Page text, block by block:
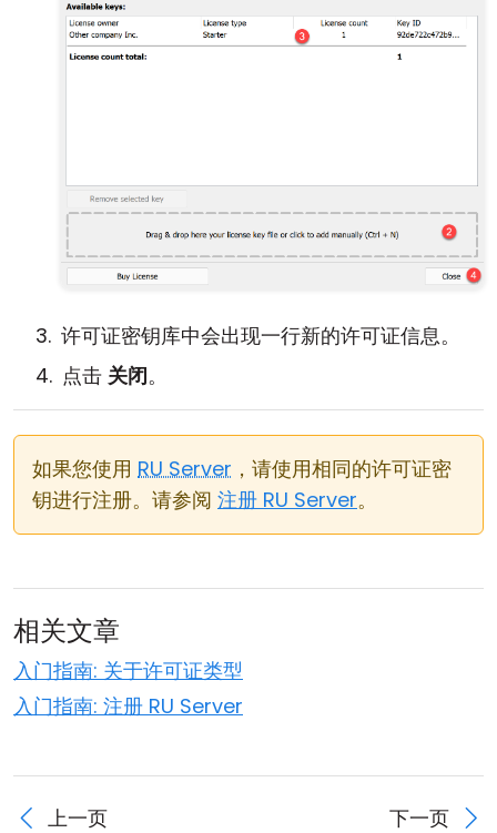
许可证密钥库中会出现一行新的许可证信息。
点击 关闭。
如果您使用 RU Server ，请使用相同的许可证密
钥进行注册。请参阅 注册 RU Server。
相关文章
入门指南: 关于许可证类型
入门指南: 注册 RU Server
上一页
下一页